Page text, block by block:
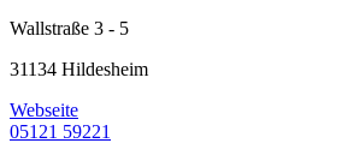
Wallstraße 3 - 5
31134 Hildesheim
Webseite
05121 59221